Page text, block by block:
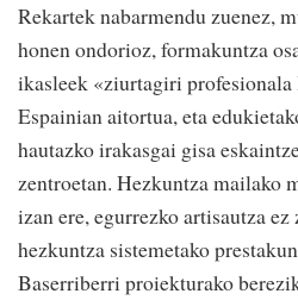
Rekartek nabarmendu zuenez,
honen ondorioz, formakuntza
ikasleek «ziurtagiri
Espainian aitortua, eta
hautazko irakasgai gisa
zentroetan. Hezkuntza mailako
izan ere, egurrezko artisautza
hezkuntza sistemetako
Baserriberri proiekturako